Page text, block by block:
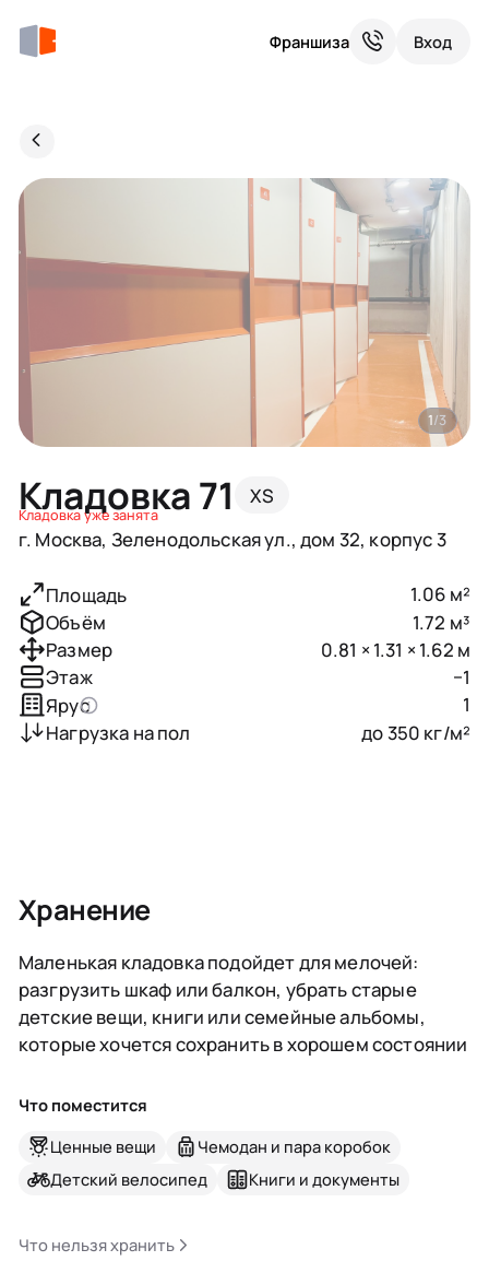
Франшиза Вход
Кладовка 71 XS
Кладовка уже занята
г. Москва, Зеленодольская ул., дом 32, корпус 3
1/3
Площадь
1.06 м²
Объём
1.72 м³
Размер
0.81 × 1.31 × 1.62 м
Этаж
−1
Ярус
1
Нагрузка на пол
до 350 кг/м²
Хранение
Маленькая кладовка подойдет для мелочей:
разгрузить шкаф или балкон, убрать старые
детские вещи, книги или семейные альбомы,
которые хочется сохранить в хорошем состоянии
Что поместится
Ценные вещи
Чемодан и пара коробок
Детский велосипед
Книги и документы
Что нельзя хранить